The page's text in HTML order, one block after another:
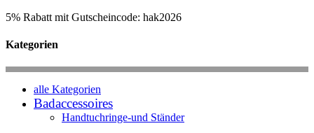
5% Rabatt mit Gutscheincode: hak2026
Kategorien
alle Kategorien
Badaccessoires
Handtuchringe-und Ständer